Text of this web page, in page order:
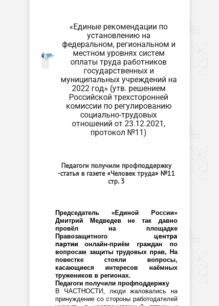
«Единые рекомендации по
установлению на
федеральном, региональном и
местном уровнях систем
оплаты труда работников
государственных и
муниципальных учреждений на
2022 год» (утв. решением
Российской трехсторонней
комиссии по регулированию
социально-трудовых
отношений от 23.12.2021,
протокол №11)
Педагоги получили профподдержку
-статья в газете «Человек труда» №11
стр. 3
Председатель «Единой России»
Дмитрий Медведев не так давно
провёл на площадке
Правозащитного центра
партиионлайн-приём граждан по
вопросам защиты трудовых прав, На
повестке стояли вопросы,
касающиеся интересов наёмных
тружеников в регионах.
Педагоги получили профподдержку
В ЧАСТНОСТИ, люди жаловались на
принуждение со стороны работодателей